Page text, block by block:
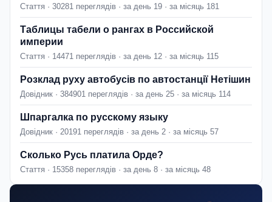
Стаття · 30281 переглядів · за день 19 · за місяць 181
Таблицы табели о рангах в Российской
империи
Стаття · 14471 переглядів · за день 12 · за місяць 115
Розклад руху автобусів по автостанції Нетішин
Довідник · 384901 переглядів · за день 25 · за місяць 114
Шпаргалка по русскому языку
Довідник · 20191 переглядів · за день 2 · за місяць 57
Сколько Русь платила Орде?
Стаття · 15358 переглядів · за день 8 · за місяць 48